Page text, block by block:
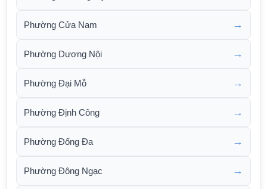
Phường Cửa Nam →
Phường Dương Nội →
Phường Đại Mỗ →
Phường Định Công →
Phường Đống Đa →
Phường Đông Ngạc →